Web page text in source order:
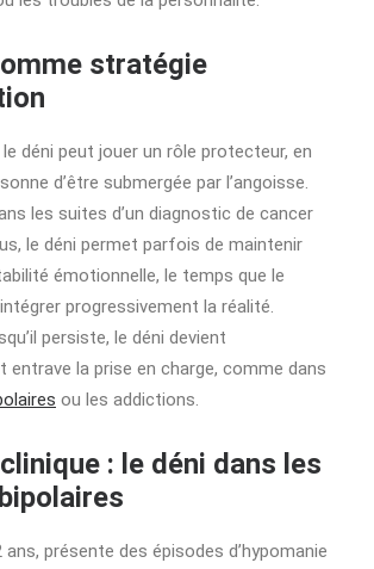
stratégie
déni peut jouer un rôle protecteur, en
d’être submergée par l’angoisse.
les suites d’un diagnostic de cancer
le déni permet parfois de maintenir
émotionnelle, le temps que le
progressivement la réalité.
persiste, le déni devient
entrave la prise en charge, comme dans
ou les addictions.
: le déni dans les
ans, présente des épisodes d’hypomanie